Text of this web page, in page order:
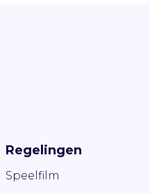
Regelingen
Speelfilm